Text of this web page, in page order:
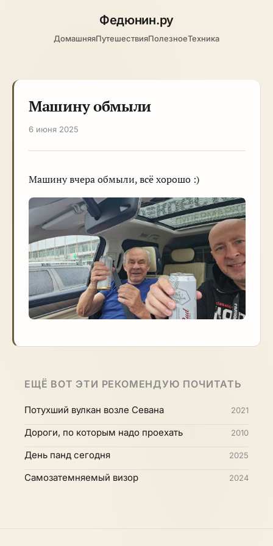
Федюнин.ру
ДомашняяПутешествияПолезноеТехника
Машину обмыли
6 июня 2025
Машину вчера обмыли, всё хорошо :)
ЕЩЁ ВОТ ЭТИ РЕКОМЕНДУЮ ПОЧИТАТЬ
Потухший вулкан возле Севана 2021
Дороги, по которым надо проехать 2010
День панд сегодня 2025
Самозатемняемый визор 2024